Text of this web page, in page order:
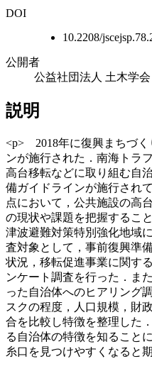
DOI
10.2208/
公開者
公益社団法人 土木学会
説明
<p> 2018年に復興まちづく
ンが施行された．南海トラ
高台移転などに取り組む自
備ガイドラインが施行され
点において，公共施設の高
の現状や課題を把握するこ
津波避難対策特別強化地域
査対象として，事前復興準
状況，移転促進事業に関す
ンケート調査を行った．ま
った自治体へのヒアリング
スクの程度，人口規模，財
合を比較し特徴を整理した
る自治体の特徴を知ること
糸口を見つけやすくなると